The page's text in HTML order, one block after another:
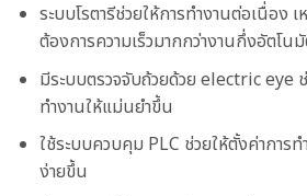
ระบบโรตารีช่วยให้การทำงานต่อเนื่อง
ต้องการความเร็วมากกว่างานกึ่งอัตโน
มีระบบตรวจจับถ้วยด้วย electric eye
ทำงานให้แม่นยำขึ้น
ใช้ระบบควบคุม PLC ช่วยให้ตั้งค่าการท
ง่ายขึ้น